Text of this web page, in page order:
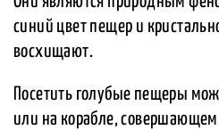
синий цвет пещер и
восхищают.
Посетить голубые пещеры
или на корабле, совершающем